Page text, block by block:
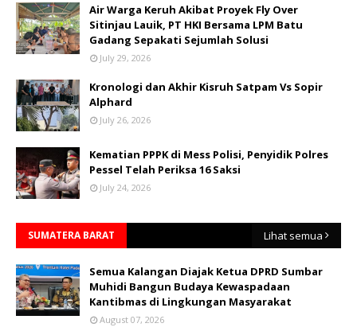
Air Warga Keruh Akibat Proyek Fly Over
Sitinjau Lauik, PT HKI Bersama LPM Batu
Gadang Sepakati Sejumlah Solusi
July 29, 2026
Kronologi dan Akhir Kisruh Satpam Vs Sopir
Alphard
July 26, 2026
Kematian PPPK di Mess Polisi, Penyidik Polres
Pessel Telah Periksa 16 Saksi
July 24, 2026
SUMATERA BARAT Lihat semua
Semua Kalangan Diajak Ketua DPRD Sumbar
Muhidi Bangun Budaya Kewaspadaan
Kantibmas di Lingkungan Masyarakat
August 07, 2026